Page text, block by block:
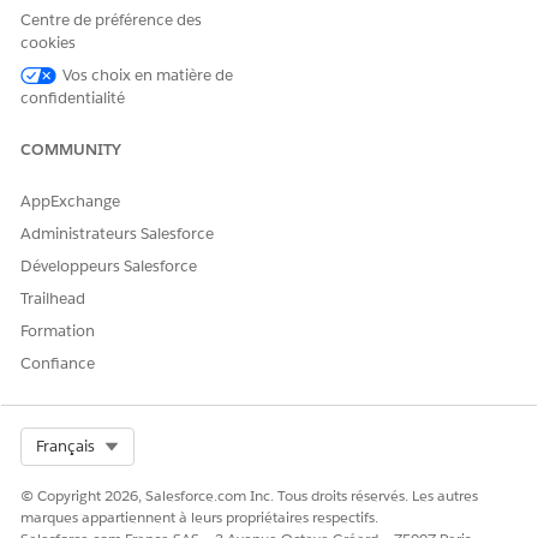
CET ARTICLE A-T-IL RÉSOLU VOTRE PROBLÈME ?
Centre de préférence des
cookies
Vos choix en matière de
confidentialité
COMMUNITY
AppExchange
Administrateurs Salesforce
Développeurs Salesforce
Trailhead
Formation
Confiance
Français
© Copyright 2026, Salesforce.com Inc. Tous droits réservés. Les autres
marques appartiennent à leurs propriétaires respectifs.